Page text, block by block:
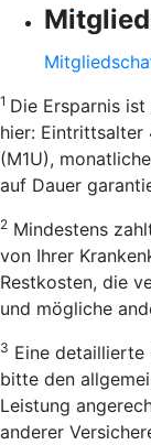
1 Die Ersparnis
hier: Eintrittsalter
(M1U),
auf Dauer
2 Mindestens
von Ihrer
Restkosten, die
und mögliche
3 Eine detaillierte
bitte den
Leistung
anderer